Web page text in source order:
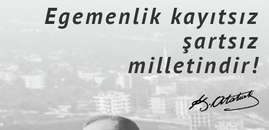
Egemenlik kayıtsız
şartsız
milletindir!